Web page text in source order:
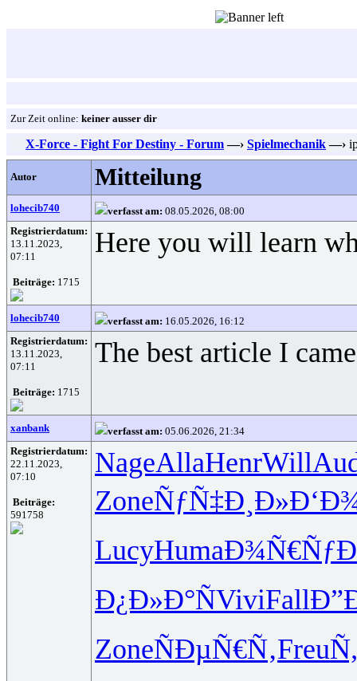
Zur Zeit online: keiner ausser dir
X-Force - Fight For Destiny - Forum —› Spielmechanik —›
Autor Mitteilung
lohecib740 verfasst am: 08.05.2026, 08:00
Registrierdatum:
13.11.2023,
07:11
Beiträge: 1715
Here you will learn
lohecib740 verfasst am: 16.05.2026, 16:12
Registrierdatum:
13.11.2023,
07:11
Beiträge: 1715
The best article I
xanbank verfasst am: 05.06.2026, 21:34
Registrierdatum:
22.11.2023,
07:10
Beiträge:
591758
NageAllaHenrWill
ZoneÑƒÑ‡Ð¸Ð»
LucyHuma
Ð¿Ð»Ð°ÑViviFall
ZoneÑÐµÑ€Ñ‚Freu